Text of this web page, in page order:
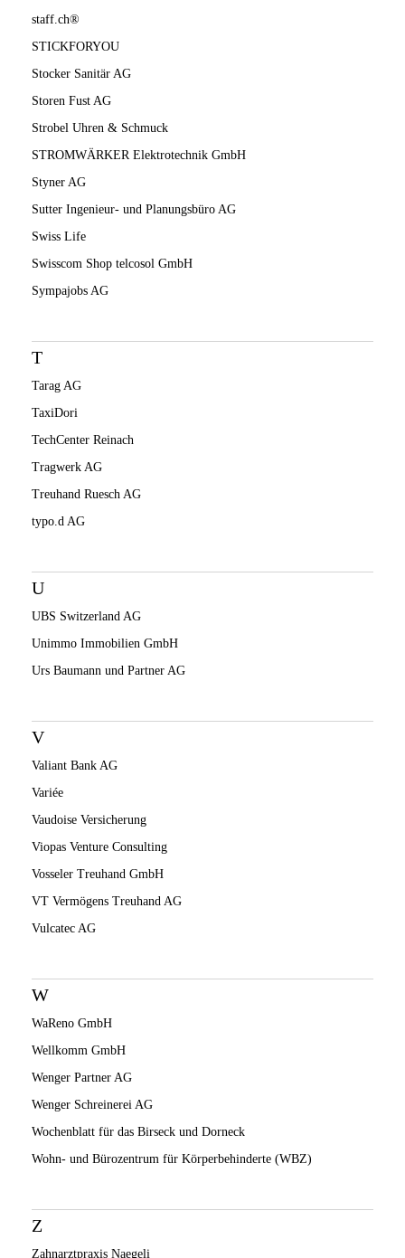
staff.ch®
STICKFORYOU
Stocker Sanitär AG
Storen Fust AG
Strobel Uhren & Schmuck
STROMWÄRKER Elektrotechnik GmbH
Styner AG
Sutter Ingenieur- und Planungsbüro AG
Swiss Life
Swisscom Shop telcosol GmbH
Sympajobs AG
T
Tarag AG
TaxiDori
TechCenter Reinach
Tragwerk AG
Treuhand Ruesch AG
typo.d AG
U
UBS Switzerland AG
Unimmo Immobilien GmbH
Urs Baumann und Partner AG
V
Valiant Bank AG
Variée
Vaudoise Versicherung
Viopas Venture Consulting
Vosseler Treuhand GmbH
VT Vermögens Treuhand AG
Vulcatec AG
W
WaReno GmbH
Wellkomm GmbH
Wenger Partner AG
Wenger Schreinerei AG
Wochenblatt für das Birseck und Dorneck
Wohn- und Bürozentrum für Körperbehinderte (WBZ)
Z
Zahnarztpraxis Naegeli